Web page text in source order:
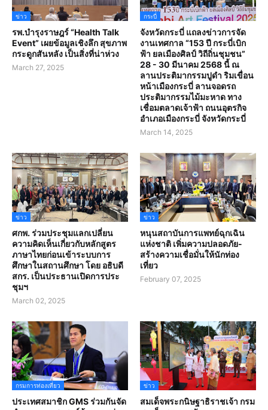
ข่าว
รพ.บำรุงราษฎร์ “Health Talk
Event” เผยข้อมูลเชิงลึก สุขภาพ
กระดูกสันหลัง เป็นสิ่งที่น่าห่วง
March 27, 2025
กระบี่
จังหวัดกระบี่ แถลงข่าวการจัด
งานเทศกาล “153 ปี กระบี่เบิก
ฟ้า ยลเมืองศิลป์ วิถีถิ่นชุมชน”
28 - 30 มีนาคม 2568 นี้ ณ
ลานประติมากรรมปูดำ ริมเขื่อน
หน้าเมืองกระบี่ ลานจอดรถ
ประติมากรรมไม้มะหาด ทาง
เชื่อมตลาดเจ้าฟ้า ถนนอุตรกิจ
อำเภอเมืองกระบี่ จังหวัดกระบี่
March 14, 2025
ข่าว
ศกพ. ร่วมประชุมแลกเปลี่ยน
ความคิดเห็นเกี่ยวกับหลักสูตร
ภาษาไทยก่อนเข้าระบบการ
ศึกษาในสถานศึกษา โดย อธิบดี
สกร. เป็นประธานเปิดการประ
ชุมฯ
March 02, 2025
ข่าว
หนุนสถาบันการแพทย์ฉุกเฉิน
แห่งชาติ เพิ่มความปลอดภัย-
สร้างความเชื่อมั่นให้นักท่อง
เที่ยว
February 07, 2025
กรมการท่องเที่ยว
ประเทศสมาชิก GMS ร่วมกันจัด
ข่าว
สมเด็จพระกนิษฐาธิราชเจ้า กรม